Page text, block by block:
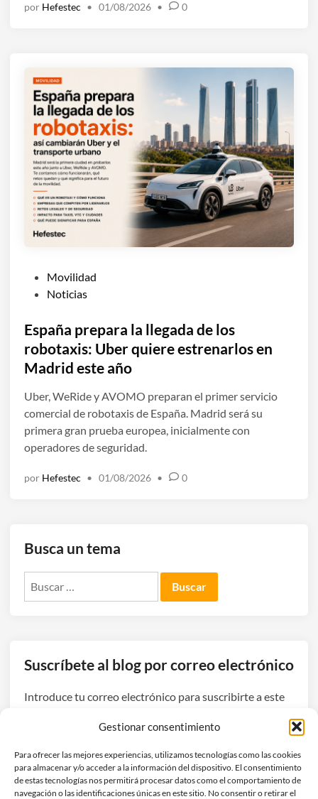
Gestionar consentimiento
Para ofrecer las mejores experiencias, utilizamos tecnologías como las cookies
para almacenar y/o acceder a la información del dispositivo. El consentimiento
de estas tecnologías nos permitirá procesar datos como el comportamiento de
navegación o las identificaciones únicas en este sitio. No consentir o retirar el
n
por Hefestec • 01/08/2026 • 0
l
i
c
d
o
e
n
Movilidad
Noticias
España prepara la llegada de los
robotaxis: Uber quiere estrenarlos en
Madrid este año
Uber, WeRide y AVOMO preparan el primer servicio
comercial de robotaxis de España. Madrid será su
primera gran prueba europea, inicialmente con
operadores de seguridad.
por Hefestec • 01/08/2026 • 0
Busca un tema
Suscríbete al blog por correo electrónico
Introduce tu correo electrónico para suscribirte a este
de
correo